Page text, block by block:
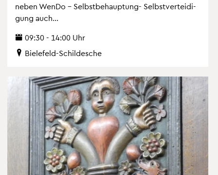
neben WenDo – Selbst­be­haup­tung- Selbst­ver­tei­di­
gung auch...
09:30 - 14:00 Uhr
Bie­le­feld-Schil­desche